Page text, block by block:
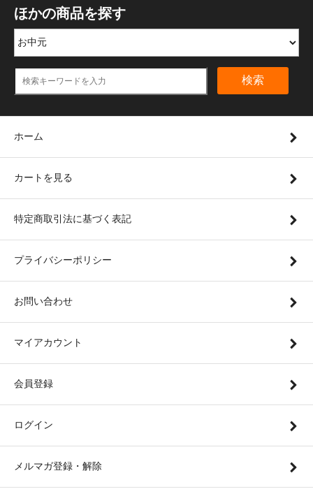
ほかの商品を探す
検索
ホーム
カートを見る
特定商取引法に基づく表記
プライバシーポリシー
お問い合わせ
マイアカウント
会員登録
ログイン
メルマガ登録・解除